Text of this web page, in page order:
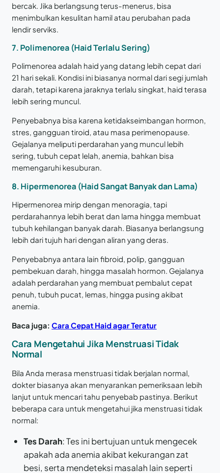
bercak. Jika berlangsung terus-menerus, bisa
menimbulkan kesulitan hamil atau perubahan pada
lendir serviks.
7. Polimenorea (Haid Terlalu Sering)
Polimenorea adalah haid yang datang lebih cepat dari
21 hari sekali. Kondisi ini biasanya normal dari segi jumlah
darah, tetapi karena jaraknya terlalu singkat, haid terasa
lebih sering muncul.
Penyebabnya bisa karena ketidakseimbangan hormon,
stres, gangguan tiroid, atau masa perimenopause.
Gejalanya meliputi perdarahan yang muncul lebih
sering, tubuh cepat lelah, anemia, bahkan bisa
memengaruhi kesuburan.
8. Hipermenorea (Haid Sangat Banyak dan Lama)
Hipermenorea mirip dengan menoragia, tapi
perdarahannya lebih berat dan lama hingga membuat
tubuh kehilangan banyak darah. Biasanya berlangsung
lebih dari tujuh hari dengan aliran yang deras.
Penyebabnya antara lain fibroid, polip, gangguan
pembekuan darah, hingga masalah hormon. Gejalanya
adalah perdarahan yang membuat pembalut cepat
penuh, tubuh pucat, lemas, hingga pusing akibat
anemia.
Baca juga: Cara Cepat Haid agar Teratur
Cara Mengetahui Jika Menstruasi Tidak
Normal
Bila Anda merasa menstruasi tidak berjalan normal,
dokter biasanya akan menyarankan pemeriksaan lebih
lanjut untuk mencari tahu penyebab pastinya. Berikut
beberapa cara untuk mengetahui jika menstruasi tidak
normal:
Tes Darah: Tes ini bertujuan untuk mengecek
apakah ada anemia akibat kekurangan zat
besi, serta mendeteksi masalah lain seperti